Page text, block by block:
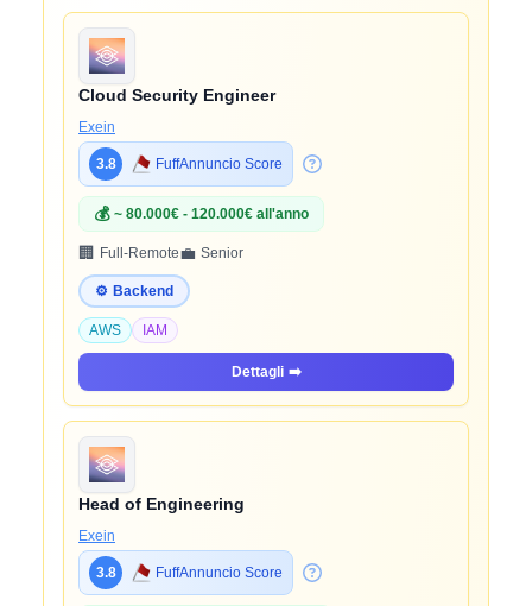
Cloud Security Engineer
Exein
3.8 FuffAnnuncio Score
💰 ~ 80.000€ - 120.000€ all'anno
🏢 Full-Remote💼 Senior
⚙️ Backend
AWS IAM
Dettagli ➡️
Head of Engineering
Exein
3.8 FuffAnnuncio Score